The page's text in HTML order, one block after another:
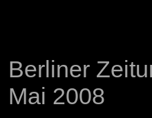
Berliner
Mai 2008